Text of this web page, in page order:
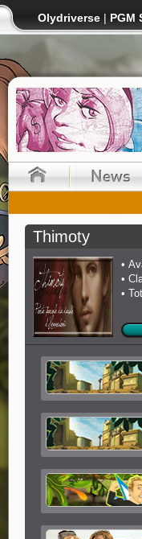
Olydriverse | PGM
Thimoty